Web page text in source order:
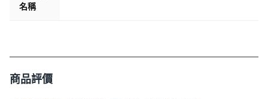
名稱
商品評價